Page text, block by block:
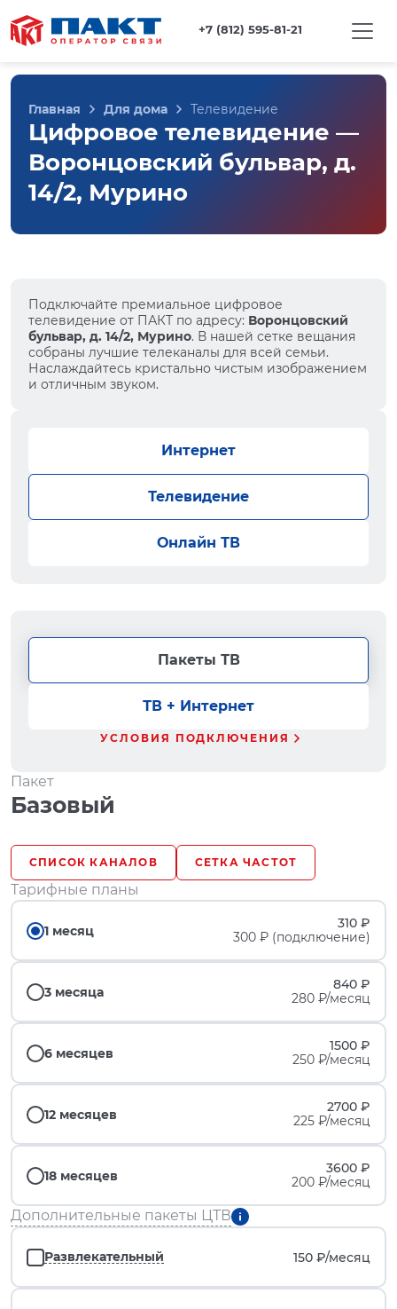
+7 (812) 595-81-21
Главная Для дома Телевидение
Цифровое телевидение —
Воронцовский бульвар, д.
14/2, Мурино
Подключайте премиальное цифровое
телевидение от ПАКТ по адресу: Воронцовский
бульвар, д. 14/2, Мурино. В нашей сетке вещания
собраны лучшие телеканалы для всей семьи.
Наслаждайтесь кристально чистым изображением
и отличным звуком.
Интернет
Телевидение
Онлайн ТВ
Пакеты ТВ
ТВ + Интернет
УСЛОВИЯ ПОДКЛЮЧЕНИЯ
Пакет
Базовый
СПИСОК КАНАЛОВ СЕТКА ЧАСТОТ
Тарифные планы
1 месяц
310 ₽
300 ₽ (подключение)
3 месяца
840 ₽
280 ₽/месяц
6 месяцев
1500 ₽
250 ₽/месяц
12 месяцев
2700 ₽
225 ₽/месяц
18 месяцев
3600 ₽
200 ₽/месяц
Дополнительные пакеты ЦТВ
Развлекательный 150 ₽/месяц